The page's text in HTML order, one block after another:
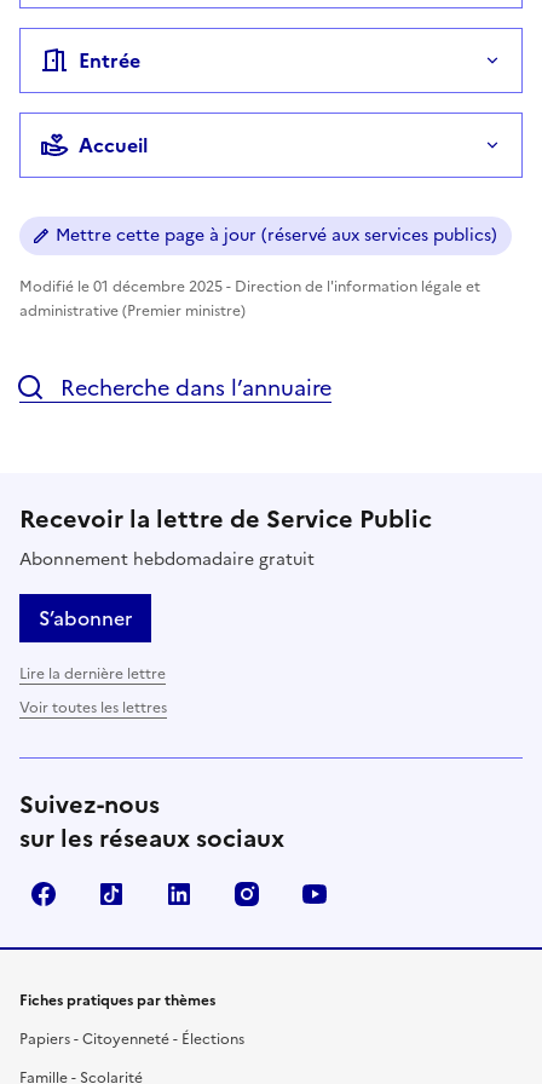
Entrée
Accueil
Mettre cette page à jour (réservé aux services publics)
Modifié le 01 décembre 2025 - Direction de l'information légale et
administrative (Premier ministre)
Recherche dans l’annuaire
Recevoir la lettre de Service Public
Abonnement hebdomadaire gratuit
S’abonner
Lire la dernière lettre
Voir toutes les lettres
Suivez-nous
sur les réseaux sociaux
FacebookTikTok LinkedIn Instagram
Fiches pratiques par thèmes
Papiers - Citoyenneté - Élections
Famille - Scolarité